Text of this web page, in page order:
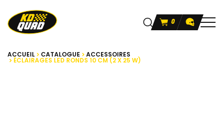
0
ACCUEIL CATALOGUE ACCESSOIRES
ÉCLAIRAGES LED RONDS 10 CM (2 X 25 W)